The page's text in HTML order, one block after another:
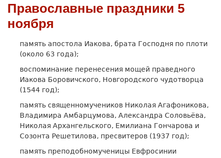
Православные праздники 5
ноября
память апостола Иакова, брата Господня по плоти
(около 63 года);
воспоминание перенесения мощей праведного
Иакова Боровичского, Новгородского чудотворца
(1544 год);
память священномучеников Николая Агафоникова,
Владимира Амбарцумова, Александра Соловьёва,
Николая Архангельского, Емилиана Гончарова и
Созонта Решетилова, пресвитеров (1937 год);
память преподобномученицы Евфросинии